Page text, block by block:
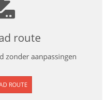
route
zonder aanpassingen
ROUTE